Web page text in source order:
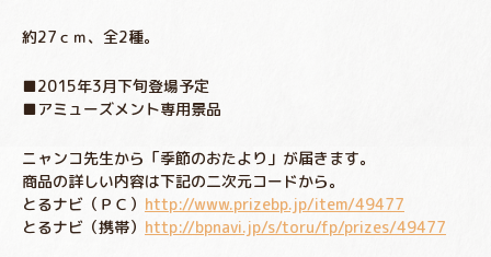
約27ｃｍ、全2種。
■2015年3月下旬登場予定
■アミューズメント専用景品
ニャンコ先生から「季節のおたより」が届きます。
商品の詳しい内容は下記の二次元コードから。
とるナビ（ＰＣ） http://www.prizebp.jp/item/49477
とるナビ（携帯） http://bpnavi.jp/s/toru/fp/prizes/49477